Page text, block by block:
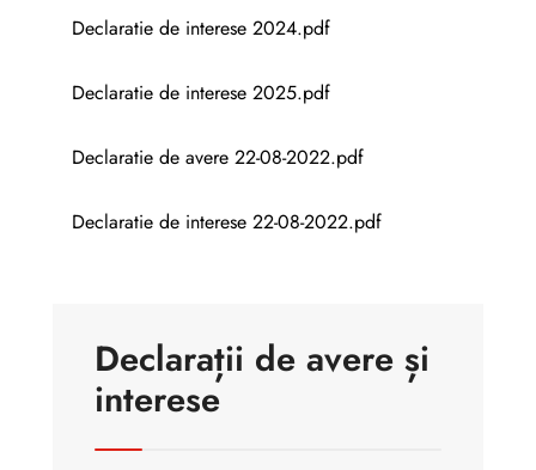
Declaratie de interese 2024.pdf
Declaratie de interese 2025.pdf
Declaratie de avere 22-08-2022.pdf
Declaratie de interese 22-08-2022.pdf
Declarații de avere și
interese